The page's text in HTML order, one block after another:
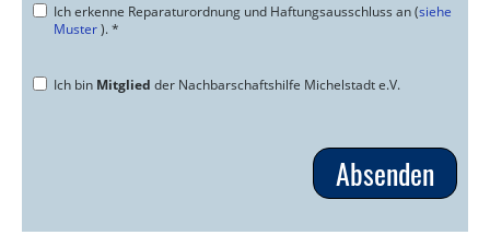
Ich erkenne Reparaturordnung und Haftungsausschluss an (siehe
Muster). *
Ich bin Mitglied der Nachbarschaftshilfe Michelstadt e.V.